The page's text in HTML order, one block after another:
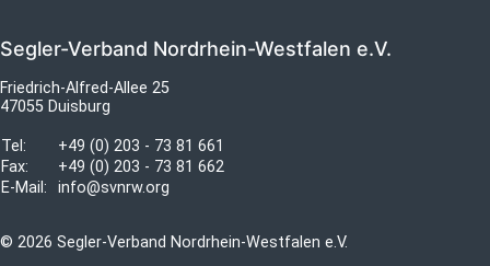
Segler-Verband Nordrhein-Westfalen e.V.
Friedrich-Alfred-Allee 25
47055 Duisburg
Tel:
+49 (0) 203 - 73 81 661
Fax:
+49 (0) 203 - 73 81 662
E-Mail:
info@svnrw.org
© 2026 Segler-Verband Nordrhein-Westfalen e.V.